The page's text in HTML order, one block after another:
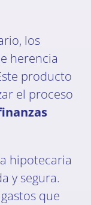
los
herencia
producto
el proceso
hipotecaria
y segura.
que